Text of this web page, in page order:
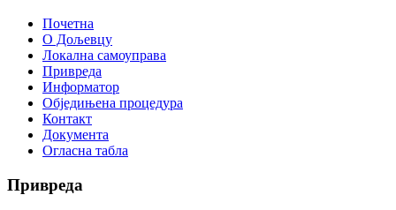
Почетна
О Дољевцу
Локална самоуправа
Привреда
Информатор
Обједињена процедура
Контакт
Документа
Огласна табла
Привреда